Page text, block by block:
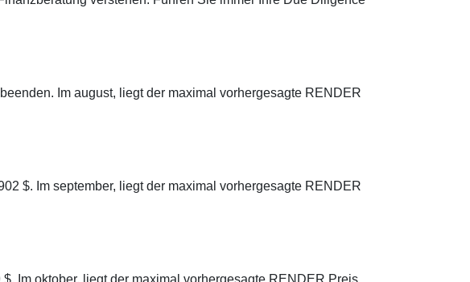
Im august, liegt der maximal vorhergesagte RENDER
$. Im september, liegt der maximal vorhergesagte RENDER
Im oktober, liegt der maximal vorhergesagte RENDER Preis